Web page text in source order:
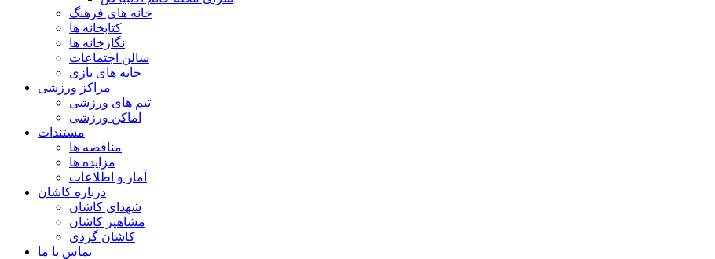
خانه های فرهنگ
کتابخانه ها
نگارخانه ها
سالن اجتماعات
خانه های بازی
مراکز ورزشی
تیم های ورزشی
اماکن ورزشی
مستندات
مناقصه ها
مزایده ها
آمار و اطلاعات
درباره کاشان
شهدای کاشان
مشاهیر کاشان
کاشان گردی
تماس با ما